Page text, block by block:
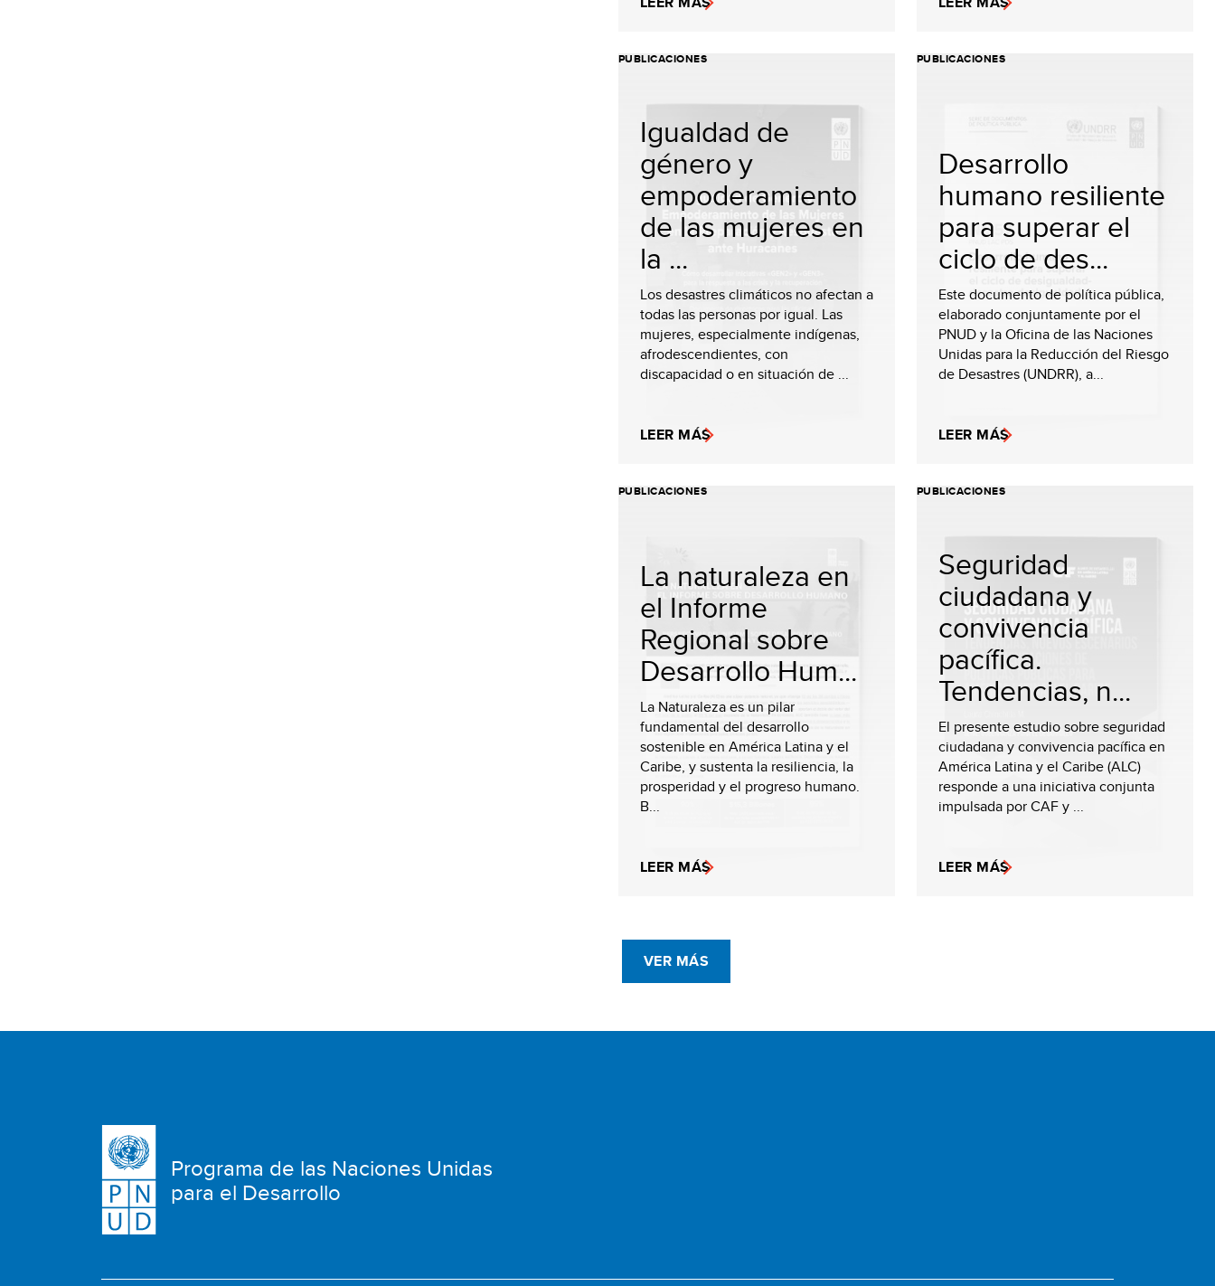
PUBLICACIONES
Igualdad de
género y
empoderamiento
de las mujeres en
la ...
Los desastres climáticos no afectan a
todas las personas por igual. Las
mujeres, especialmente indígenas,
afrodescendientes, con
discapacidad o en situación de ...
LEER MÁS
PUBLICACIONES
Desarrollo
humano resiliente
para superar el
ciclo de des...
Este documento de política pública,
elaborado conjuntamente por el
PNUD y la Oficina de las Naciones
Unidas para la Reducción del Riesgo
de Desastres (UNDRR), a...
LEER MÁS
PUBLICACIONES
La naturaleza en
el Informe
Regional sobre
Desarrollo Hum...
La Naturaleza es un pilar
fundamental del desarrollo
sostenible en América Latina y el
Caribe, y sustenta la resiliencia, la
prosperidad y el progreso humano.
B...
LEER MÁS
PUBLICACIONES
Seguridad
ciudadana y
convivencia
pacífica.
Tendencias, n...
El presente estudio sobre seguridad
ciudadana y convivencia pacífica en
América Latina y el Caribe (ALC)
responde a una iniciativa conjunta
impulsada por CAF y ...
LEER MÁS
VER MÁS
Programa de las Naciones Unidas
para el Desarrollo